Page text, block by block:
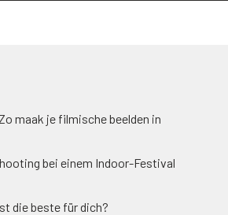
maak je filmische beelden in
bei einem Indoor-Festival
die beste für dich?